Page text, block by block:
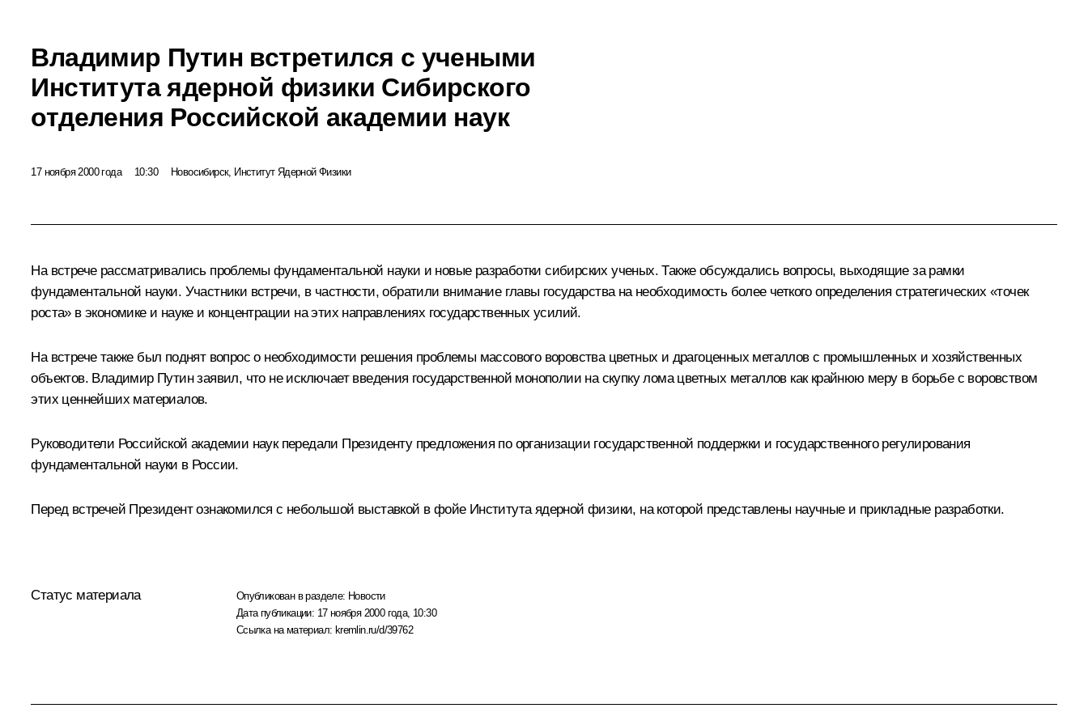
Владимир Путин встретился с учеными
Института ядерной физики Сибирского
отделения Российской академии наук
17 ноября 2000 года 10:30 Новосибирск, Институт Ядерной Физики
На встрече рассматривались проблемы фундаментальной науки и новые разработки сибирских ученых. Также обсуждались вопросы, выходящие за рамки
фундаментальной науки. Участники встречи, в частности, обратили внимание главы государства на необходимость более четкого определения стратегических «точек
роста» в экономике и науке и концентрации на этих направлениях государственных усилий.
На встрече также был поднят вопрос о необходимости решения проблемы массового воровства цветных и драгоценных металлов с промышленных и хозяйственных
объектов. Владимир Путин заявил, что не исключает введения государственной монополии на скупку лома цветных металлов как крайнюю меру в борьбе с воровством
этих ценнейших материалов.
Руководители Российской академии наук передали Президенту предложения по организации государственной поддержки и государственного регулирования
фундаментальной науки в России.
Перед встречей Президент ознакомился с небольшой выставкой в фойе Института ядерной физики, на которой представлены научные и прикладные разработки.
Статус материала Опубликован в разделе: Новости
Дата публикации: 17 ноября 2000 года, 10:30
Ссылка на материал: kremlin.ru/d/39762